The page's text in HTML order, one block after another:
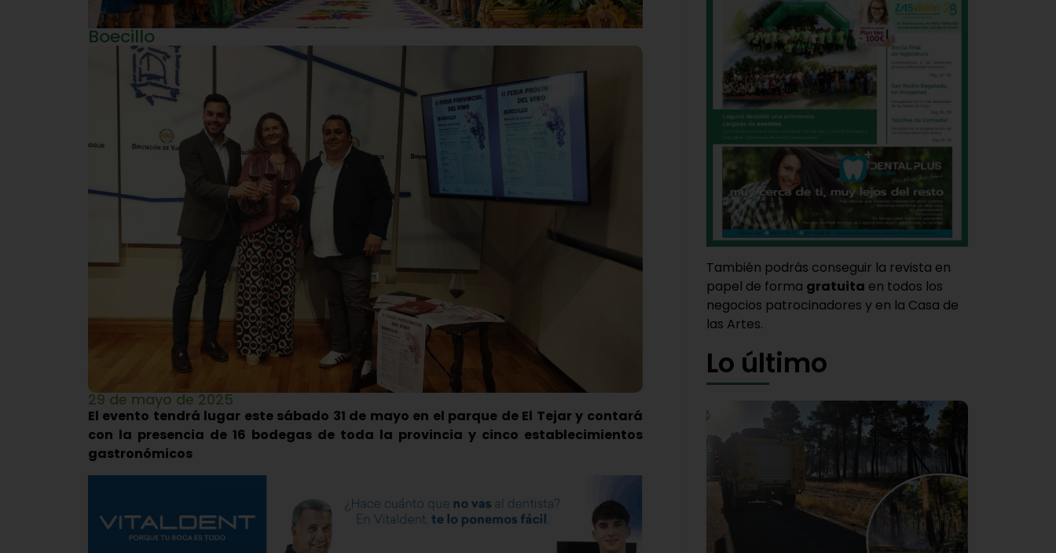
Boecillo
29 de mayo de 2025
El evento tendrá lugar este sábado 31 de mayo en el parque de El Tejar y contará
con la presencia de 16 bodegas de toda la provincia y cinco establecimientos
gastronómicos
También podrás conseguir la revista en
papel de forma gratuita en todos los
negocios patrocinadores y en la Casa de
las Artes.
Lo último